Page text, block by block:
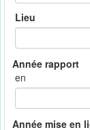
Lieu
en